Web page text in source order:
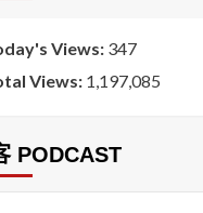
Views: 347
Views: 1,197,085
PODCAST